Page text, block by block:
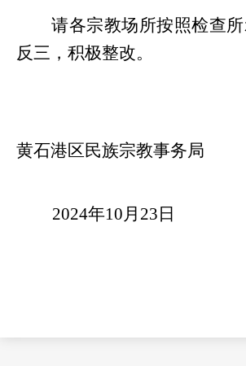
请各宗教场所按照检查
反三，积极整改。
黄石港区民族宗教事务局
2024年10月23日